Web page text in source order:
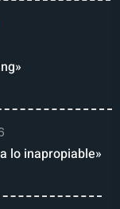
lo inapropiable»